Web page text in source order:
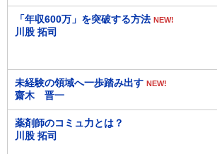
「年収600万」を突破する方法 NEW!
川股 拓司
未経験の領域へ一歩踏み出す NEW!
齋木 晋一
薬剤師のコミュ力とは？
川股 拓司